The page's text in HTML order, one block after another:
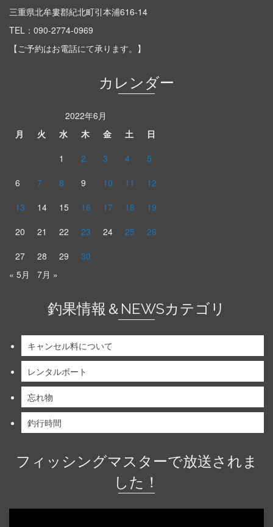
三重県北牟婁郡紀北町引本浦616-14
TEL： 090-2774-0969
【ご予約はお電話にて承ります。】
カレンダー
2022年6月
月
火 水 木 金 土
日
1
2 3 4
5
6
7 8 9 10 11
12
13
14 15 16 17 18
19
20
21 22 23 24 25
26
27
28 29
30
« 5月
7月 »
釣果情報＆NEWSカテゴリ
キャンセル料について
レンタルボート
忘れ物
釣行時間
フィッシングマスターで放送されま
した！